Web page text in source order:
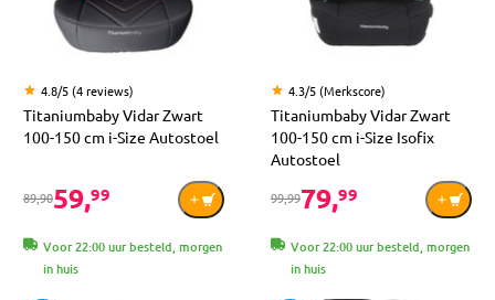
4.8/5 (4 reviews)
Titaniumbaby Vidar Zwart
100-150 cm i-Size Autostoel
89,9059,99
Voor 22:00 uur besteld, morgen
in huis
4.3/5 (Merkscore)
Titaniumbaby Vidar Zwart
100-150 cm i-Size Isofix
Autostoel
99,9979,99
Voor 22:00 uur besteld, morgen
in huis